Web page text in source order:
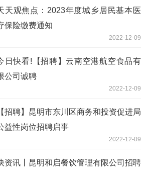
天观焦点：2023年度城乡居民基本医
保险缴费通知
2022-12-09
日快看!【招聘】云南空港航空食品有
公司诚聘
2022-12-09
【招聘】昆明市东川区商务和投资促进局
益性岗位招聘启事
2022-12-09
资讯丨昆明和启餐饮管理有限公司招聘